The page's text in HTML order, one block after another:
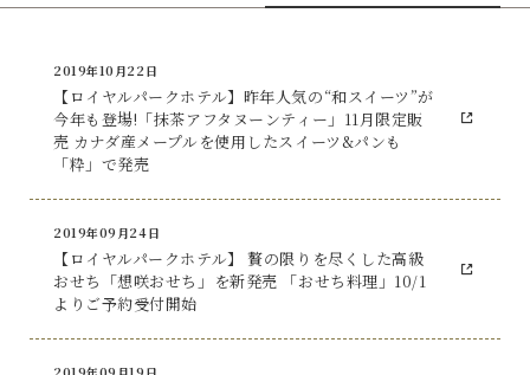
2019年10月22日
【ロイヤルパークホテル】昨年人気の“和スイーツ”が
今年も登場!「抹茶アフタヌーンティー」11月限定販
売 カナダ産メープルを使用したスイーツ&パンも
「粋」で発売
2019年09月24日
【ロイヤルパークホテル】 贅の限りを尽くした高級
おせち「想咲おせち」を新発売 「おせち料理」10/1
よりご予約受付開始